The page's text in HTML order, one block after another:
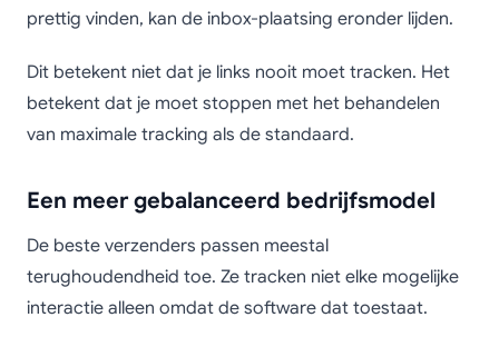
prettig vinden, kan de inbox-plaatsing eronder lijden.
Dit betekent niet dat je links nooit moet tracken. Het
betekent dat je moet stoppen met het behandelen
van maximale tracking als de standaard.
Een meer gebalanceerd bedrijfsmodel
De beste verzenders passen meestal
terughoudendheid toe. Ze tracken niet elke mogelijke
interactie alleen omdat de software dat toestaat.